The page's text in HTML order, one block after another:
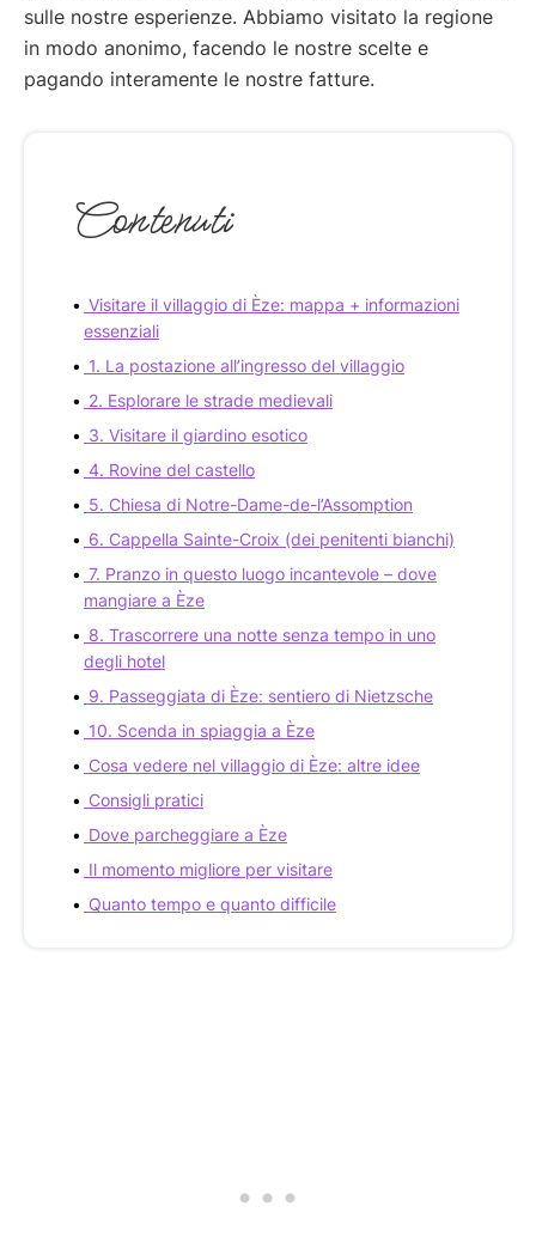
sulle nostre esperienze. Abbiamo visitato la regione
in modo anonimo, facendo le nostre scelte e
pagando interamente le nostre fatture.
Contenuti
Visitare il villaggio di Èze: mappa + informazioni
essenziali
1. La postazione all’ingresso del villaggio
2. Esplorare le strade medievali
3. Visitare il giardino esotico
4. Rovine del castello
5. Chiesa di Notre-Dame-de-l’Assomption
6. Cappella Sainte-Croix (dei penitenti bianchi)
7. Pranzo in questo luogo incantevole – dove
mangiare a Èze
8. Trascorrere una notte senza tempo in uno
degli hotel
9. Passeggiata di Èze: sentiero di Nietzsche
10. Scenda in spiaggia a Èze
Cosa vedere nel villaggio di Èze: altre idee
Consigli pratici
Dove parcheggiare a Èze
Il momento migliore per visitare
Quanto tempo e quanto difficile